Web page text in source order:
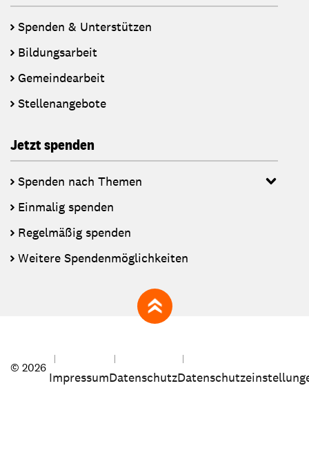
Spenden & Unterstützen
Bildungsarbeit
Gemeindearbeit
Stellenangebote
Jetzt spenden
Spenden nach Themen
Einmalig spenden
Regelmäßig spenden
Weitere Spendenmöglichkeiten
zum Seitenanfang
© 2026
ImpressumDatenschutz